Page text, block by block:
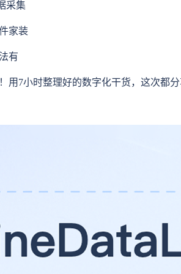
采集
家装
有
用7小时整理好的数字化干货，这次都